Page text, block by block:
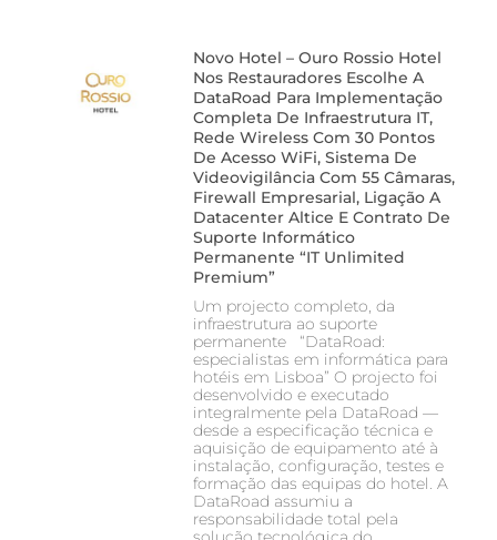
Novo Hotel – Ouro Rossio Hotel
Nos Restauradores Escolhe A
DataRoad Para Implementação
Completa De Infraestrutura IT,
Rede Wireless Com 30 Pontos
De Acesso WiFi, Sistema De
Videovigilância Com 55 Câmaras,
Firewall Empresarial, Ligação A
Datacenter Altice E Contrato De
Suporte Informático
Permanente “IT Unlimited
Premium”
Um projecto completo, da
infraestrutura ao suporte
permanente “DataRoad:
especialistas em informática para
hotéis em Lisboa” O projecto foi
desenvolvido e executado
integralmente pela DataRoad —
desde a especificação técnica e
aquisição de equipamento até à
instalação, configuração, testes e
formação das equipas do hotel. A
DataRoad assumiu a
responsabilidade total pela